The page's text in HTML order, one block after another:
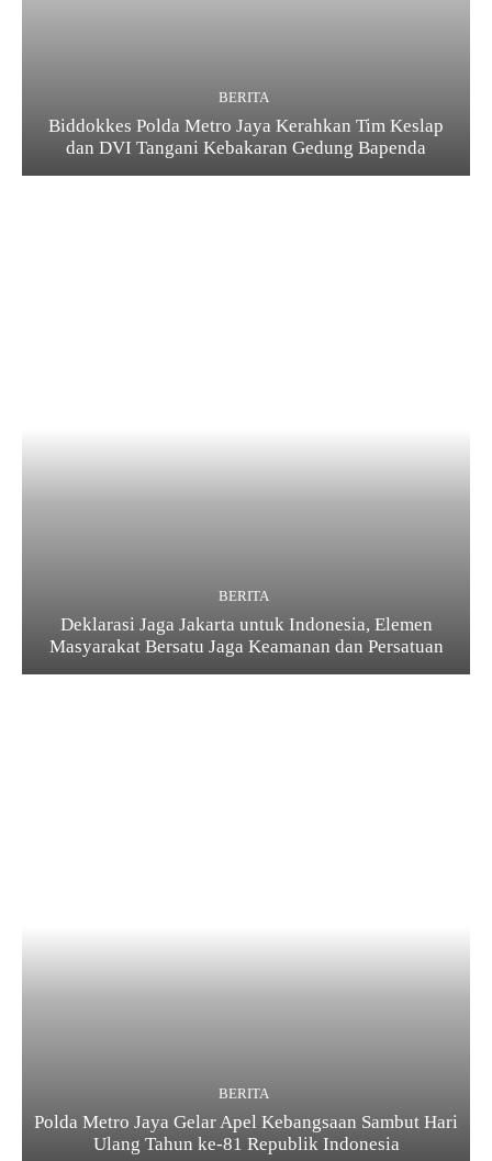
BERITA
Biddokkes Polda Metro Jaya Kerahkan Tim Keslap
dan DVI Tangani Kebakaran Gedung Bapenda
BERITA
Deklarasi Jaga Jakarta untuk Indonesia, Elemen
Masyarakat Bersatu Jaga Keamanan dan Persatuan
BERITA
Polda Metro Jaya Gelar Apel Kebangsaan Sambut Hari
Ulang Tahun ke-81 Republik Indonesia